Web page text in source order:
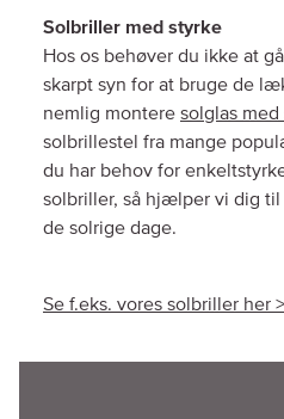
Solbriller med styrke
Hos os behøver du ikke at
skarpt syn for at bruge de
nemlig montere solglas med
solbrillestel fra mange
du har behov for
solbriller, så hjælper vi dig til
de solrige dage.
Se f.eks. vores solbriller her >